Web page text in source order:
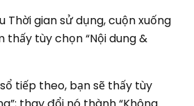
Thời gian sử dụng, cuộn xuống
tùy chọn “Nội dung &
tiếp theo, bạn sẽ thấy tùy